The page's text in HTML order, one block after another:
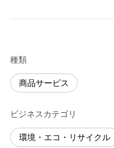
種類
商品サービス
ビジネスカテゴリ
環境・エコ・リサイクル